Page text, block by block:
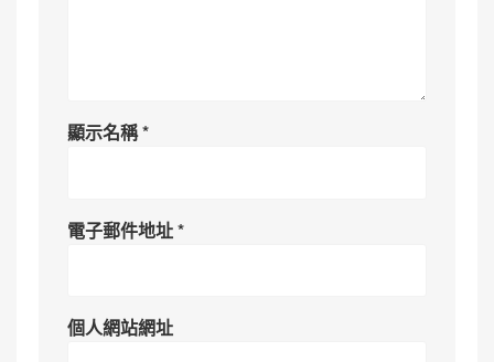
顯示名稱*
電子郵件地址*
個人網站網址